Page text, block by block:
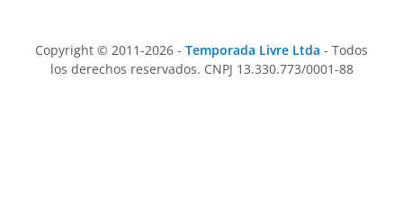
Copyright © 2011-2026 - Temporada Livre Ltda - Todos
los derechos reservados. CNPJ 13.330.773/0001-88